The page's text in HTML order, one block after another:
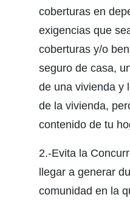
coberturas en
exigencias que
coberturas y/o
seguro de casa,
de una vivienda y
de la vivienda,
contenido de tu
2.-Evita la
llegar a generar
comunidad en la